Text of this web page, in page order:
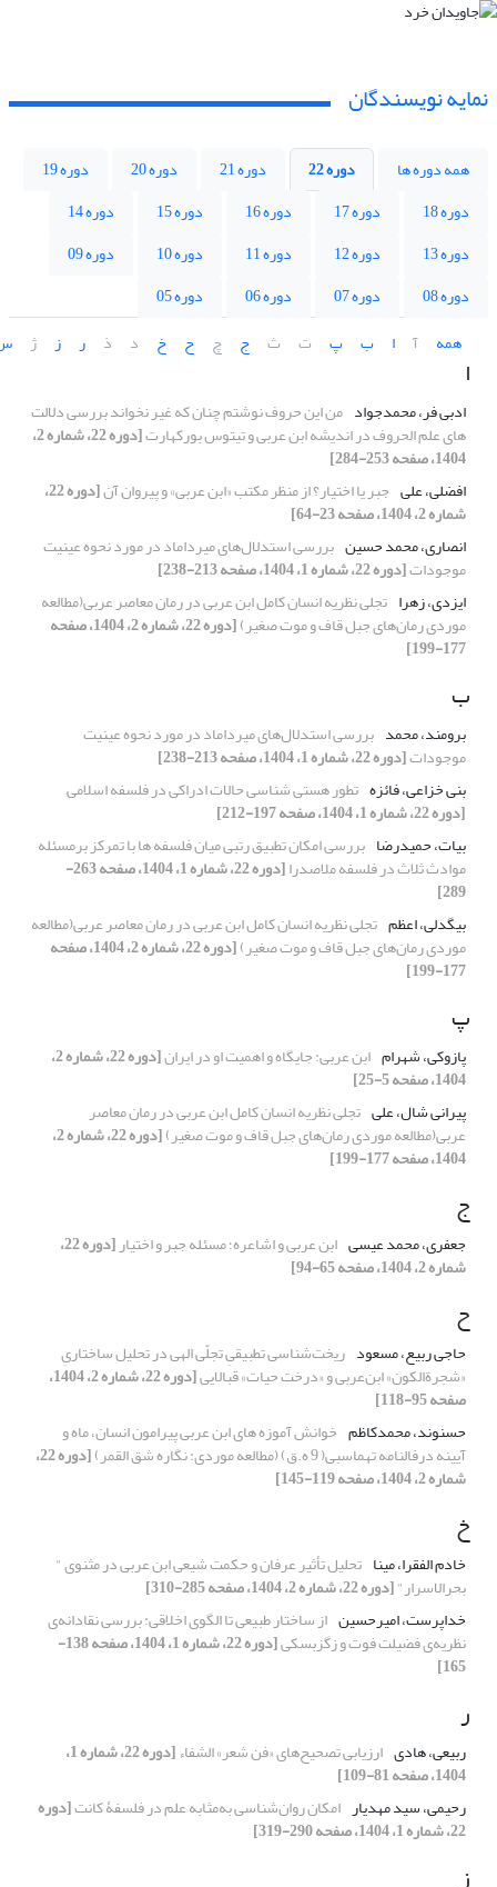
نمایه نویسندگان
همه دوره ها دوره 22 دوره 21 دوره 20
دوره 19
دوره 18
دوره 17 دوره 16 دوره 15
دوره 14
دوره 13
دوره 12 دوره 11 دوره 10
دوره 09
دوره 08
دوره 07 دوره 06
دوره 05
همه
آ ا ب پ ت ث ج چ ح خ د ذ ر ز ژ
ا
ادبی فر، محمدجواد من این حروف نوشتم چنان که غیر نخواند بررسی دلالت
های علم الحروف در اندیشه ابن عربی و تیتوس بورکهارت [دوره 22، شماره 2،
1404، صفحه 253-284]
افضلی، علی جبر یا اختیار؟ از منظر مکتب «ابن عربی» و پیروان آن [دوره 22،
شماره 2، 1404، صفحه 23-64]
انصاری، محمد حسین بررسی استدلال‌های میرداماد در مورد نحوه عینیت
موجودات[دوره 22، شماره 1، 1404، صفحه 213-238]
ایزدی، زهرا تجلی نظریه انسان کامل ابن عربی در رمان معاصر عربی(مطالعه
موردی رمان‌های جبل قاف و موت صغیر) [دوره 22، شماره 2، 1404، صفحه
177-199]
ب
برومند، محمد بررسی استدلال‌های میرداماد در مورد نحوه عینیت
موجودات[دوره 22، شماره 1، 1404، صفحه 213-238]
بنی خزاعی، فائزه تطور هستی شناسی حالات ادراکی در فلسفه اسلامی
[دوره 22، شماره 1، 1404، صفحه 197-212]
بیات، حمیدرضا بررسی امکان تطبیق رتبی میان فلسفه ها با تمرکز برمسئله
موادث ثلاث در فلسفه ملاصدرا [دوره 22، شماره 1، 1404، صفحه 263-
289]
بیگدلی، اعظم تجلی نظریه انسان کامل ابن عربی در رمان معاصر عربی(مطالعه
موردی رمان‌های جبل قاف و موت صغیر) [دوره 22، شماره 2، 1404، صفحه
177-199]
پ
پازوکی، شهرام ابن عربی: جایگاه و اهمیت او در ایران [دوره 22، شماره 2،
1404، صفحه 5-25]
پیرانی شال، علی تجلی نظریه انسان کامل ابن عربی در رمان معاصر
عربی(مطالعه موردی رمان‌های جبل قاف و موت صغیر) [دوره 22، شماره 2،
1404، صفحه 177-199]
ج
جعفری، محمد عیسی ابن عربی و اشاعره؛ مسئله جبر و اختیار [دوره 22،
شماره 2، 1404، صفحه 65-94]
ح
حاجی ربیع، مسعود ریخت‌شناسی تطبیقیِ تجلّی الهی در تحلیل ساختاریِ
«شجرة‌الکون» ابن‌عربی و «درخت حیات» قبالایی [دوره 22، شماره 2، 1404،
صفحه 95-118]
حسنوند، محمدکاظم خوانش آموزه های ابن عربی پیرامون انسان، ماه و
آیینه درفالنامه تهماسبی( 9 ه.ق) (مطالعه موردی: نگاره شق القمر) [دوره 22،
شماره 2، 1404، صفحه 119-145]
خ
خادم الفقرا، مینا تحلیل تأثیر عرفان و حکمت شیعی ابن عربی در مثنوی "
بحرالاسرار"[دوره 22، شماره 2، 1404، صفحه 285-310]
خداپرست، امیرحسین از ساختار طبیعی تا الگوی اخلاقی: بررسی نقادانه‌ی
نظریه‌ی فضیلت فوت و زگزبسکی [دوره 22، شماره 1، 1404، صفحه 138-
165]
ر
ربیعی، هادی ارزیابی تصحیح‌های «فن شعر» الشفاء [دوره 22، شماره 1،
1404، صفحه 81-109]
رحیمی، سید مهدیار امکان روان‌شناسی به‌مثابه علم در فلسفۀ کانت[دوره
22، شماره 1، 1404، صفحه 290-319]
ز